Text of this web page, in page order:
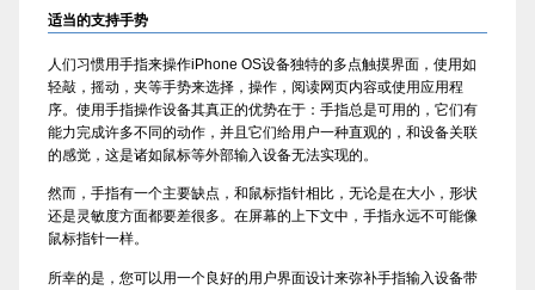
适当的支持手势
人们习惯用手指来操作iPhone OS设备独特的多点触摸界面，使用如
轻敲，摇动，夹等手势来选择，操作，阅读网页内容或使用应用程
序。使用手指操作设备其真正的优势在于：手指总是可用的，它们有
能力完成许多不同的动作，并且它们给用户一种直观的，和设备关联
的感觉，这是诸如鼠标等外部输入设备无法实现的。
然而，手指有一个主要缺点，和鼠标指针相比，无论是在大小，形状
还是灵敏度方面都要差很多。在屏幕的上下文中，手指永远不可能像
鼠标指针一样。
所幸的是，您可以用一个良好的用户界面设计来弥补手指输入设备带